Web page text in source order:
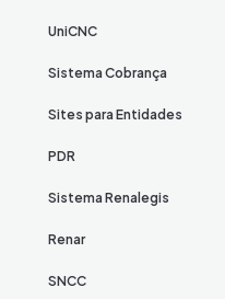
UniCNC
Sistema Cobrança
Sites para Entidades
PDR
Sistema Renalegis
Renar
SNCC